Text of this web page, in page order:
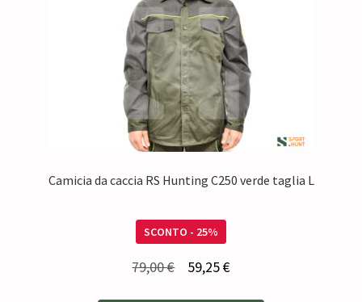
Camicia da caccia RS Hunting C250 verde taglia L
SCONTO - 25%
79,00€ 59,25€Il